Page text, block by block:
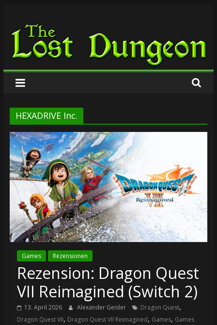
springen
The
Lost
Dungeon
HEXADRIVE Inc.
Games Rezensionen
Rezension: Dragon Quest
VII Reimagined (Switch 2)
13. April 2026 Alexander Geisler Dragon Quest,
Dragon Quest VII, Dragon Quest VII Reimagined, Games, Games